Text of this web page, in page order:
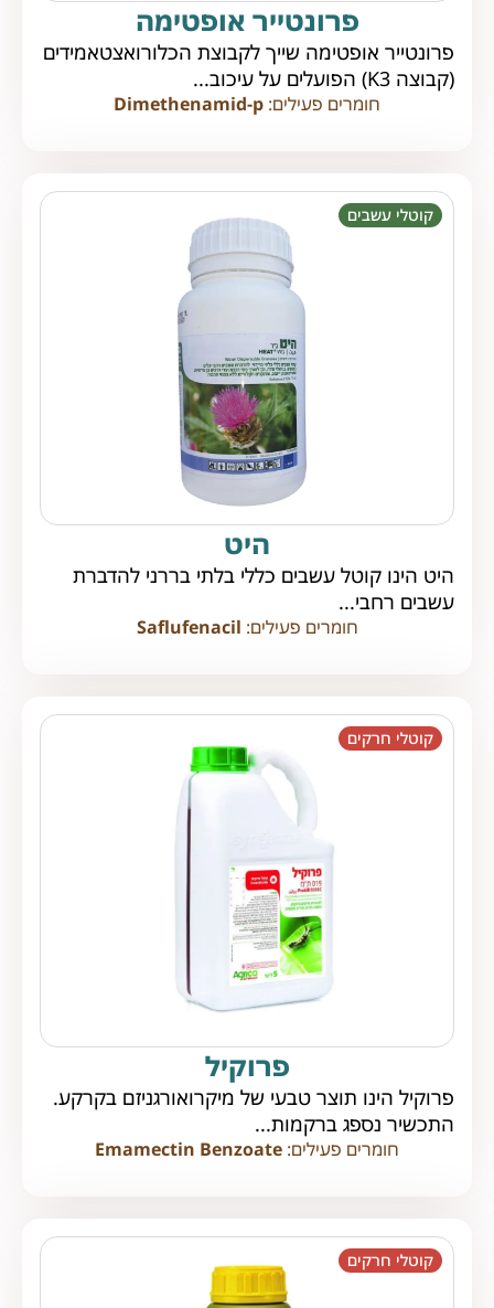
פרונטייר אופטימה
פרונטייר אופטימה שייך לקבוצת הכלורואצטאמידים
(קבוצה K3) הפועלים על עיכוב...
חומרים פעילים: Dimethenamid-p
קוטלי עשבים
היט
היט הינו קוטל עשבים כללי בלתי בררני להדברת
עשבים רחבי...
חומרים פעילים: Saflufenacil
קוטלי חרקים
פרוקיל
פרוקיל הינו תוצר טבעי של מיקרואורגניזם בקרקע.
התכשיר נספג ברקמות...
חומרים פעילים: Emamectin Benzoate
קוטלי חרקים